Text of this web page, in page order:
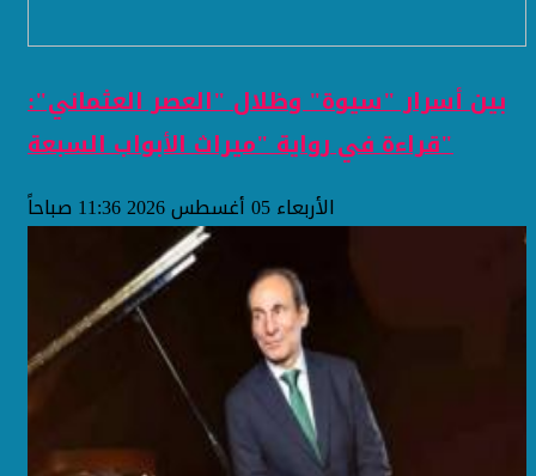
بين أسرار "سيوة" وظلال "العصر العثماني":
قراءة في رواية "ميراث الأبواب السبعة"
الأربعاء 05 أغسطس 2026 11:36 صباحاً